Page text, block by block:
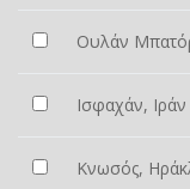
Ουλάν
Ισφαχάν, Ιράν
Κνωσός,